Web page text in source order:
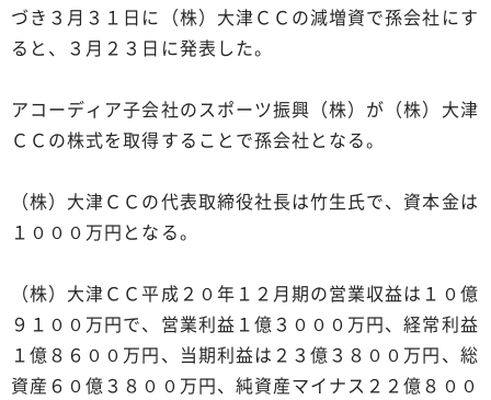
づき３月３１日に（株）大津ＣＣの減増資で孫会社にす
ると、３月２３日に発表した。
アコーディア子会社のスポーツ振興（株）が（株）大津
ＣＣの株式を取得することで孫会社となる。
（株）大津ＣＣの代表取締役社長は竹生氏で、資本金は
１０００万円となる。
（株）大津ＣＣ平成２０年１２月期の営業収益は１０億
９１００万円で、営業利益１億３０００万円、経常利益
１億８６００万円、当期利益は２３億３８００万円、総
資産６０億３８００万円、純資産マイナス２２億８００